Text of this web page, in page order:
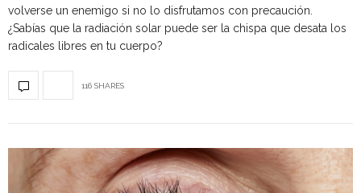
volverse un enemigo si no lo disfrutamos con precaución.
¿Sabías que la radiación solar puede ser la chispa que desata los
radicales libres en tu cuerpo?
116 SHARES